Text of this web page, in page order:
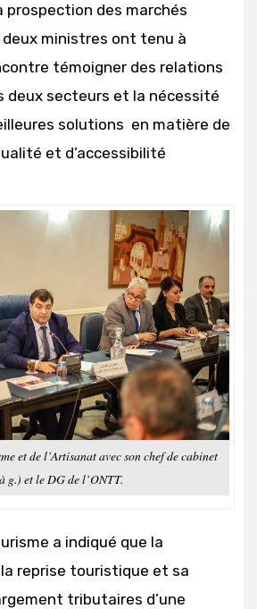
prospection des marchés
ministres ont tenu à
témoigner des relations
deux secteurs et la nécessité
solutions en matière de
et d’accessibilité
et de l’Artisanat avec son chef de cabinet
g.) et le DG de l’ONTT.
a indiqué que la
reprise touristique et sa
tributaires d’une